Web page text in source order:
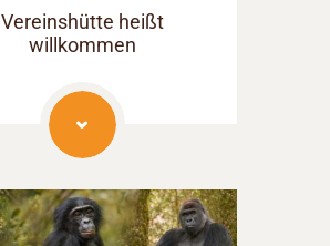
Vereinshütte heißt
willkommen